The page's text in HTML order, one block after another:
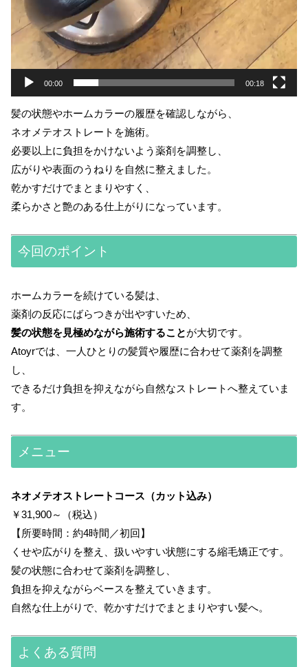
00:00 00:18
髪の状態やホームカラーの履歴を確認しながら、
ネオメテオストレートを施術。
必要以上に負担をかけないよう薬剤を調整し、
広がりや表面のうねりを自然に整えました。
乾かすだけでまとまりやすく、
柔らかさと艶のある仕上がりになっています。
今回のポイント
ホームカラーを続けている髪は、
薬剤の反応にばらつきが出やすいため、
髪の状態を見極めながら施術することが大切です。
Atoyrでは、一人ひとりの髪質や履歴に合わせて薬剤を調整
し、
できるだけ負担を抑えながら自然なストレートへ整えていま
す。
メニュー
ネオメテオストレートコース（カット込み）
￥31,900～（税込）
【所要時間：約4時間／初回】
くせや広がりを整え、扱いやすい状態にする縮毛矯正です。
髪の状態に合わせて薬剤を調整し、
負担を抑えながらベースを整えていきます。
自然な仕上がりで、乾かすだけでまとまりやすい髪へ。
よくある質問